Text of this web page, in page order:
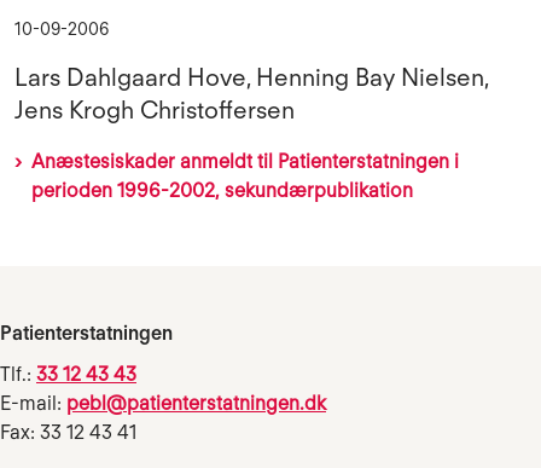
10-09-2006
Lars Dahlgaard Hove, Henning Bay Nielsen,
Jens Krogh Christoffersen
Anæstesiskader anmeldt til Patienterstatningen i
perioden 1996-2002, sekundærpublikation
Patienterstatningen
Tlf.: 33 12 43 43
E-mail: pebl@patienterstatningen.dk
Fax: 33 12 43 41